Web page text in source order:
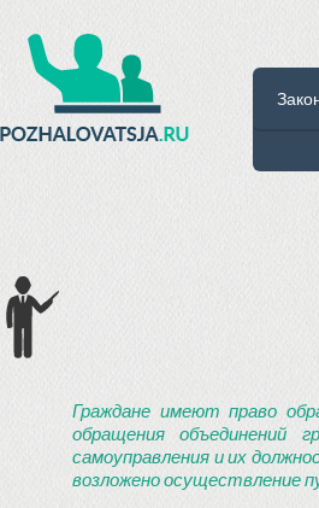
Граждане имеют право
обращения объединений
самоуправления и их
возложено осуществление